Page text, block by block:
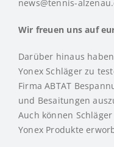
news@tennis-
Wir freuen uns auf
Darüber hinaus
Yonex Schläger zu
Firma ABTAT
und Besaitungen
Auch können
Yonex Produkte